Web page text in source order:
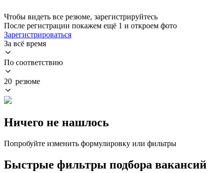
Чтобы видеть все резюме, зарегистрируйтесь
После регистрации покажем ещё 1 и откроем фото
Зарегистрироваться
За всё время
По соответствию
20 резюме
Ничего не нашлось
Попробуйте изменить формулировку или фильтры
Быстрые фильтры подбора вакансий